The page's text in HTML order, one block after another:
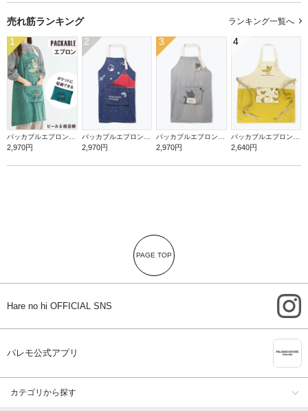
売れ筋ランキング ランキング一覧へ
1
2,970円
2
2,970円
3
2,970円
4
2,640円
PAGE TOP
Hare no hi OFFICIAL SNS
パレモ公式アプリ
カテゴリから探す